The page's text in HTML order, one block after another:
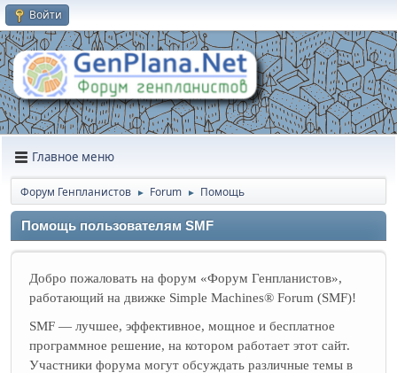
Войти
Главное меню
Форум Генпланистов ► Forum ► Помощь
Помощь пользователям SMF
Добро пожаловать на форум «Форум Генпланистов»,
работающий на движке Simple Machines® Forum (SMF)!
SMF — лучшее, эффективное, мощное и бесплатное
программное решение, на котором работает этот сайт.
Участники форума могут обсуждать различные темы в